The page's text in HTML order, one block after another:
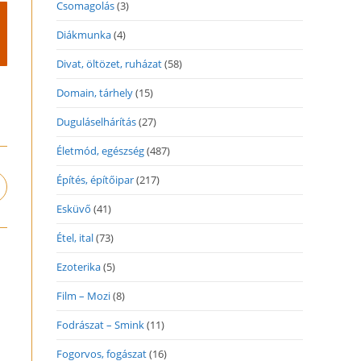
Csomagolás(3)
Diákmunka(4)
Divat, öltözet, ruházat(58)
Domain, tárhely(15)
Duguláselhárítás(27)
Életmód, egészség(487)
Építés, építőipar(217)
Esküvő (41)
Étel, ital(73)
Ezoterika(5)
Film – Mozi(8)
Fodrászat – Smink(11)
Fogorvos, fogászat(16)